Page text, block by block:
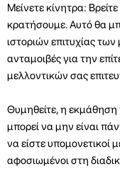
Μείνετε κίνητρα:
κρατήσουμε. Αυτό θα
ιστοριών επιτυχίας
ανταμοιβές για την
μελλοντικών σας
Θυμηθείτε, η εκμάθηση
μπορεί να μην είναι
να είστε υπομονετικοί
αφοσιωμένοι στη